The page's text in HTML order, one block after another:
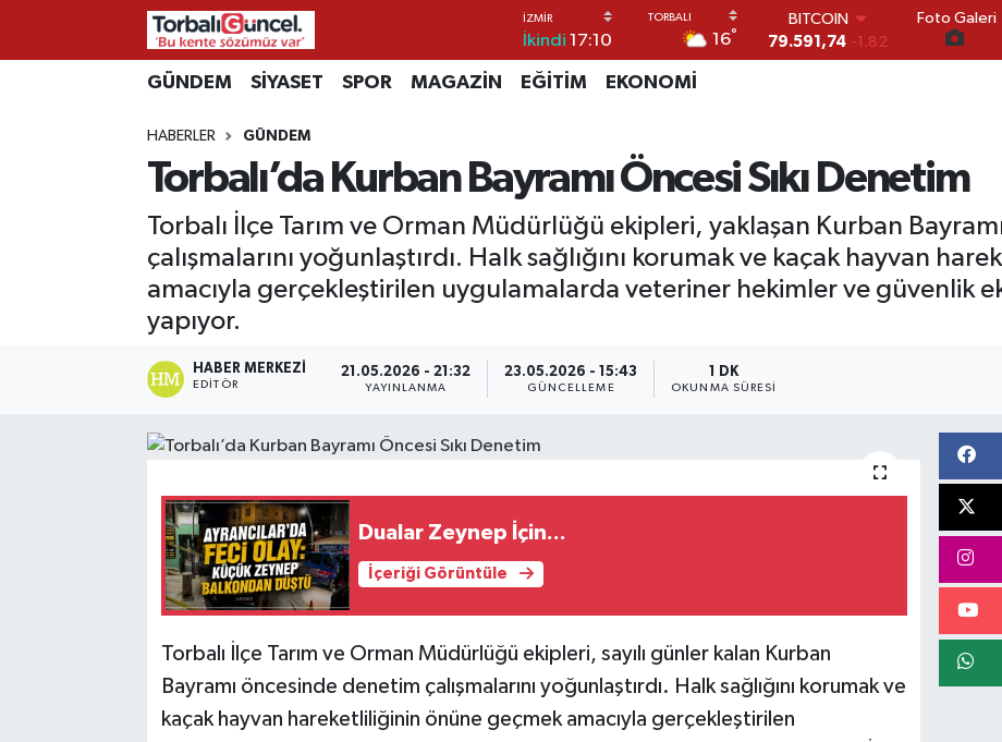
İkindi 17:10 16°
BITCOIN
79.591,74
-1.82
DOLAR
61,60380 0.18
G.ALTIN
6862,09000 0.19
14.598,00 0
Foto Galeri
GÜNDEM SİYASET SPOR MAGAZİN EĞİTİM EKONOMİ
HABERLER GÜNDEM
Torbalı’da Kurban Bayramı Öncesi Sıkı Denetim
Torbalı İlçe Tarım ve Orman Müdürlüğü ekipleri, yaklaşan Kurban
çalışmalarını yoğunlaştırdı. Halk sağlığını korumak ve kaçak hayvan
amacıyla gerçekleştirilen uygulamalarda veteriner hekimler ve güvenlik
yapıyor.
HABER MERKEZI
EDITÖR
21.05.2026 - 21:32
YAYINLANMA
23.05.2026 - 15:43
GÜNCELLEME
1 DK
OKUNMA SÜRESI
Dualar Zeynep İçin...
İçeriği Görüntüle
Torbalı İlçe Tarım ve Orman Müdürlüğü ekipleri, sayılı günler kalan Kurban
Bayramı öncesinde denetim çalışmalarını yoğunlaştırdı. Halk sağlığını korumak ve
kaçak hayvan hareketliliğinin önüne geçmek amacıyla gerçekleştirilen
İzmir Nöbetçi Eczaneler
İzmir Hava Durumu
İzmir Namaz Vakitleri
İzmir Trafik Yoğunluk Haritası
Süper Lig Puan Durumu ve Fikstür
Tüm Manşetler